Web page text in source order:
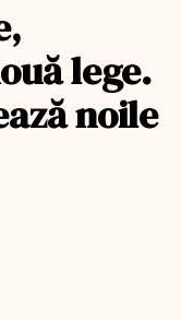
lege.
noile